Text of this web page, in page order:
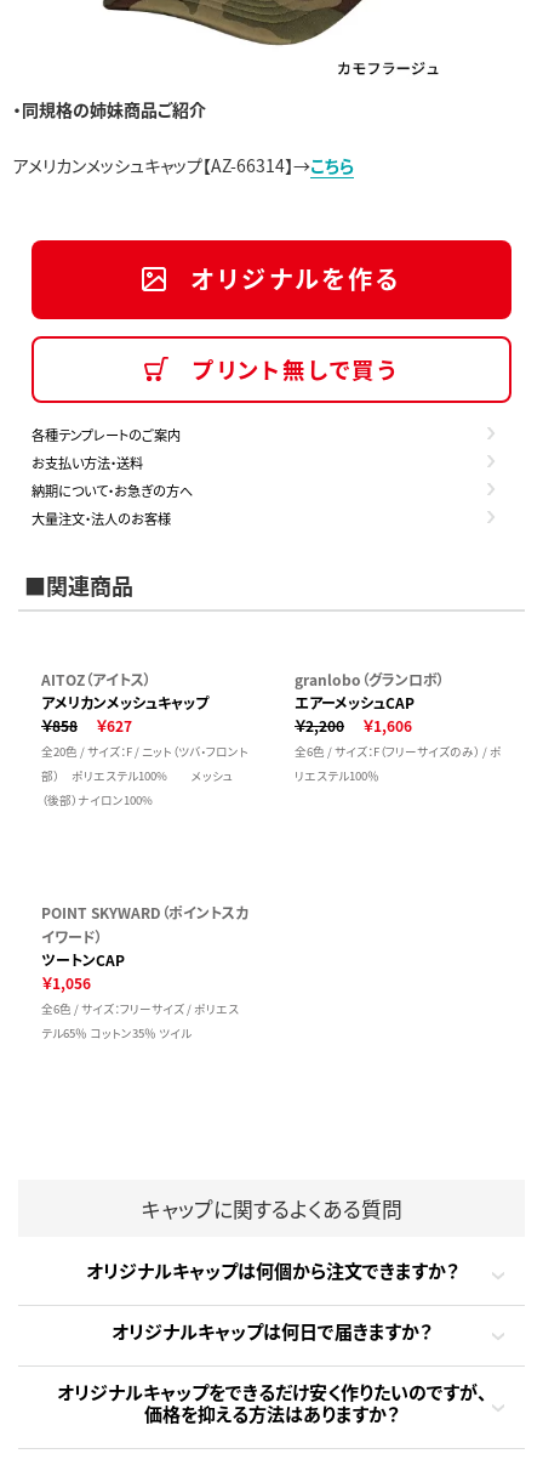
・同規格の姉妹商品ご紹介
アメリカンメッシュキャップ【AZ-66314】→こちら
オリジナルを作る
プリント無しで買う
各種テンプレートのご案内
お支払い方法・送料
納期について・お急ぎの方へ
大量注文・法人のお客様
■関連商品
AITOZ（アイトス）
アメリカンメッシュキャップ
￥858
￥627
全20色 / サイズ：F / ニット（ツバ・フロント
部） ポリエステル100% メッシュ
（後部）ナイロン100%
granlobo（グランロボ）
エアーメッシュCAP
￥2,200
￥1,606
全6色 / サイズ：F（フリーサイズのみ） / ポ
リエステル100％
POINT SKYWARD（ポイントスカ
イワード）
ツートンCAP
￥1,056
全6色 / サイズ：フリーサイズ / ポリエス
テル65％ コットン35％ ツイル
キャップに関するよくある質問
オリジナルキャップは何個から注文できますか？
オリジナルキャップは何日で届きますか？
オリジナルキャップをできるだけ安く作りたいのですが、
価格を抑える方法はありますか？